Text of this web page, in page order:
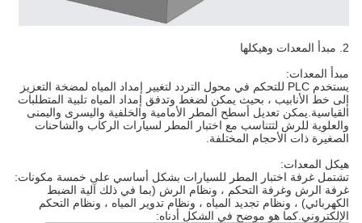
مبدأ المعدات:
يستخدم PLC للتحكم في محول التردد لتغيير إمداد المياه لمضخة التعزيز
إلى خط الأنابيب ، بحيث يمكن لضغط وتدفق إمداد المياه تلبية المتطلبات
القياسية.يمكن تعديل أسطح المطر الأمامية والخلفية واليسرى واليمنى
والعلوية للرش لتتناسب مع اختبار المطر لسيارات الركاب والشاحنات
الصغيرة ذات الأحجام المختلفة.
هيكل المعدات:
تشتمل غرفة اختبار المطر للسيارات بشكل أساسي على خمسة مكونات:
غرفة الرش وغرفة التحكم ، ونظام الرش (بما في ذلك آلية الضبط
الكهربائي) ، ونظام تجديد المياه ، ونظام تدوير المياه ، ونظام التحكم
الإلكتروني.كما هو موضح في الشكل أدناه: